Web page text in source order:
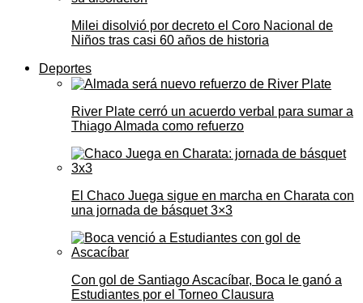
Milei disolvió por decreto el Coro Nacional de
Niños tras casi 60 años de historia
Deportes
River Plate cerró un acuerdo verbal para sumar a
Thiago Almada como refuerzo
El Chaco Juega sigue en marcha en Charata con
una jornada de básquet 3×3
Con gol de Santiago Ascacíbar, Boca le ganó a
Estudiantes por el Torneo Clausura